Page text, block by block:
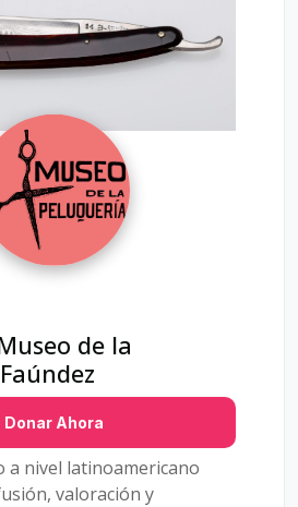
de la
Donar Ahora
a nivel latinoamericano
valoración y